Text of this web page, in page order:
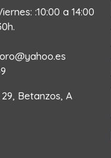
:10:00 a 14:00
Betanzos, A